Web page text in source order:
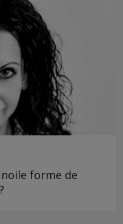
forme de